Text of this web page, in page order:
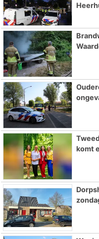
komt